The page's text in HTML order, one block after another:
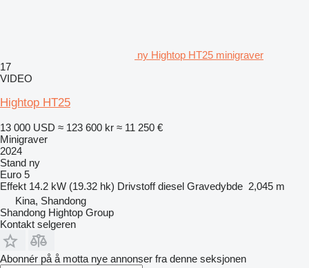
ny Hightop HT25 minigraver
17
VIDEO
Hightop HT25
13 000 USD ≈ 123 600 kr ≈ 11 250 €
Minigraver
2024
Stand ny
Euro 5
Effekt 14.2 kW (19.32 hk) Drivstoff diesel Gravedybde 2,045 m
Kina, Shandong
Shandong Hightop Group
Kontakt selgeren
Abonnér på å motta nye annonser fra denne seksjonen